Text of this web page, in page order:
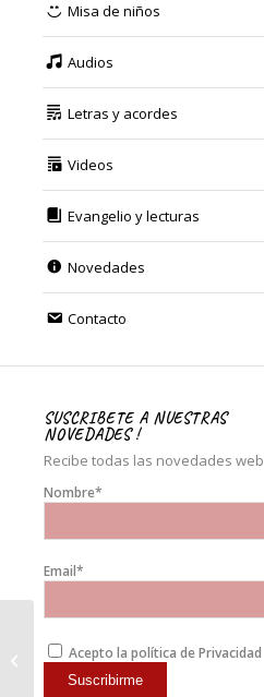
Misa de niños
Audios
Letras y acordes
Videos
Evangelio y lecturas
Novedades
Contacto
SUSCRIBETE A NUESTRAS
NOVEDADES !
Recibe todas las novedades web
Nombre*
Email*
Acepto la política de Privacidad
Videos. «Navidad»